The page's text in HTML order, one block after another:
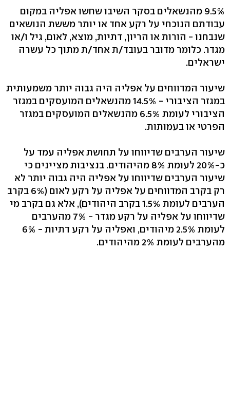
9.5% מהנשאלים בסקר השיבו שחשו אפליה במקום
עבודתם הנוכחי על רקע אחד או יותר מששת הנושאים
שנבחנו - הורות או הריון, דתיות, מוצא, לאום, גיל ו/או
מגדר. כלומר מדובר בעובד/ת אחד/ת מתוך כל עשרה
ישראלים.
שיעור המדווחים על אפליה היה גבוה יותר משמעותית
במגזר הציבורי - 14.5% מהנשאלים המועסקים במגזר
הציבורי לעומת 6.5% מהנשאלים המועסקים במגזר
הפרטי או בעמותות.
שיעור הערבים שדיווחו על תחושת אפליה עמד על
כ-20% לעומת 8% מהיהודים. בנציבות מציינים כי
שיעור הערבים שדיווחו על אפליה היה גבוה יותר לא
רק בקרב המדווחים על אפליה על רקע לאום (6% בקרב
הערבים לעומת 1.5% בקרב היהודים), אלא גם בקרב מי
שדיווחו על אפליה על רקע מגדר - 7% מהערבים
לעומת 2.5% מיהודים, ואפליה על רקע דתיות - 6%
מהערבים לעומת 2% מהיהודים.